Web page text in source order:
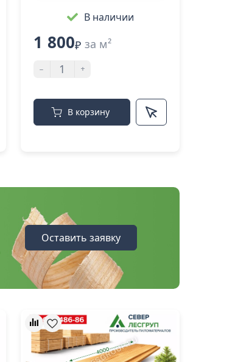
В наличии
1 800₽ за м²
- +
В корзину
Оставить заявку